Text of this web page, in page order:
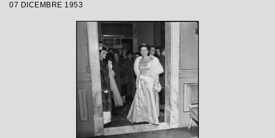
Giulini, con la regia di Tatiana Pavlova;
alle sue spalle la locandina dell'opera.
07 DICEMBRE 1953